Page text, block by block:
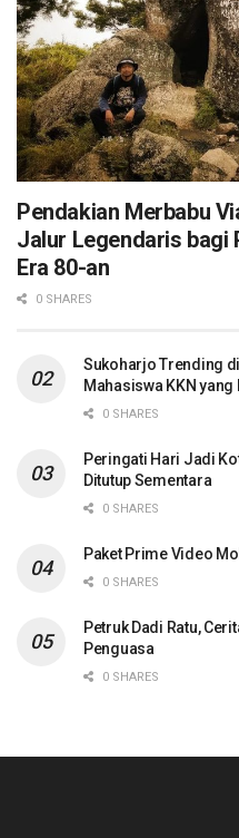
Pendakian Merbabu
Jalur Legendaris bagi
Era 80-an
0 SHARES
Sukoharjo Trending
Mahasiswa KKN
0 SHARES
Peringati Hari Jadi
Ditutup Sementara
0 SHARES
Paket Prime Video
0 SHARES
Petruk Dadi Ratu,
Penguasa
0 SHARES